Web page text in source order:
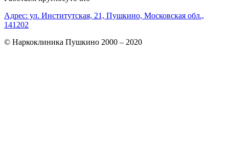
Адрес: ул. Институтская, 21, Пушкино, Московская обл.,
141202
© Наркоклиника Пушкино 2000 – 2020